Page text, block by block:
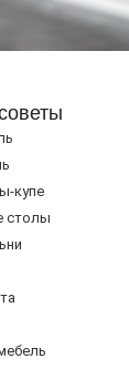
купе
столы